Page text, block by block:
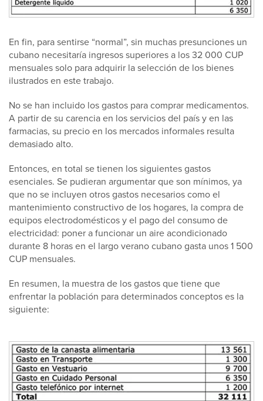
En fin, para sentirse “normal”, sin muchas presunciones un
cubano necesitaría ingresos superiores a los 32 000 CUP
mensuales solo para adquirir la selección de los bienes
ilustrados en este trabajo.
No se han incluido los gastos para comprar medicamentos.
A partir de su carencia en los servicios del país y en las
farmacias, su precio en los mercados informales resulta
demasiado alto.
Entonces, en total se tienen los siguientes gastos
esenciales. Se pudieran argumentar que son mínimos, ya
que no se incluyen otros gastos necesarios como el
mantenimiento constructivo de los hogares, la compra de
equipos electrodomésticos y el pago del consumo de
electricidad: poner a funcionar un aire acondicionado
durante 8 horas en el largo verano cubano gasta unos 1 500
CUP mensuales.
En resumen, la muestra de los gastos que tiene que
enfrentar la población para determinados conceptos es la
siguiente: